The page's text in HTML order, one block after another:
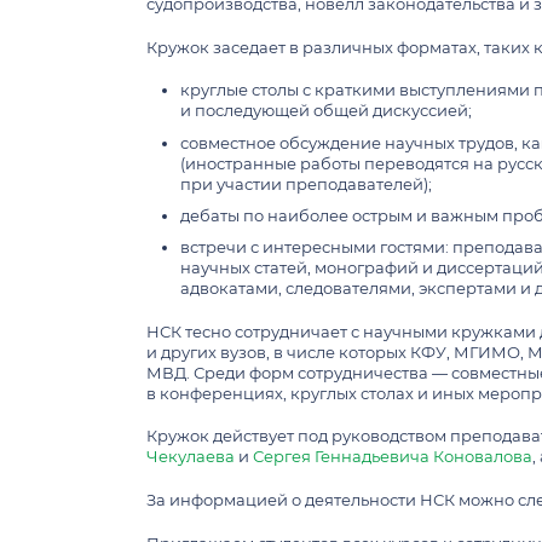
КАФЕДРЫ И ЛАБОРАТОРИИ
Лаборатории
Персональный рейтинг преподавателя
Библиотечно-информационный центр
АДМИНИСТРАТИВНЫЕ
Функциональные подразделения
Восстановление отчисленных студентов с
Варианты вступительных испытаний
Ответы на вопросы абитуриентов
Дни открытых дверей и выставки
ОЛИМПИАДА ШКОЛЬНИКОВ
Контакты отдела олимпиад
История проведения олимпиады
УЧЕБНЫЙ ПРОЦЕСС
Бакалавриат
Магистратура
Спецотделение (второе высшее
Документы, регулирующие учебный
Образовательные стандарты МГУ и
Рабочие планы, аннотации дисциплин
Справочник студента
Кураторы и наставники
Стипендии и гранты
Учебная и производственная практика
НАУЧНЫЕ ОБЩЕСТВА
Совет молодых ученых
Научное студенческое общество
Кафедральные научные студенческие
НАУЧНО-ОБРАЗОВАТЕЛЬНЫЕ ЦЕНТРЫ
Центр частноправовых исследований
Центр парламентаризма
Научно-образовательный центр
Научно-образовательный центр
ПАРТНЕРАМ
Спонсорская поддержка
С нами сотрудничают
Телефонный справочник
Единая коммуникационная платформа
Справочная система локальных актов
База локальных нормативных актов
Электронно-библиотечные системы
Кружок заседает в различных форматах, таких
круглые столы с краткими
и последующей общей дискуссией;
⁠совместное обсуждение научных трудов,
(иностранные работы переводятся на
при участии преподавателей);
⁠дебаты по наиболее острым и важным
⁠встречи с интересными гостями:
научных статей, монографий и
адвокатами, следователями, экспертами и
НСК тесно сотрудничает с научными кружками
и других вузов, в числе которых КФУ, МГИМО,
МВД. Среди форм сотрудничества —
в конференциях, круглых столах и иных
Кружок действует под руководством
Чекулаева иСергея Геннадьевича Коновалова,
За информацией о деятельности НСК можно